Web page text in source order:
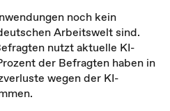
noch kein
Arbeitswelt sind.
nutzt aktuelle KI-
der Befragten haben in
wegen der KI-